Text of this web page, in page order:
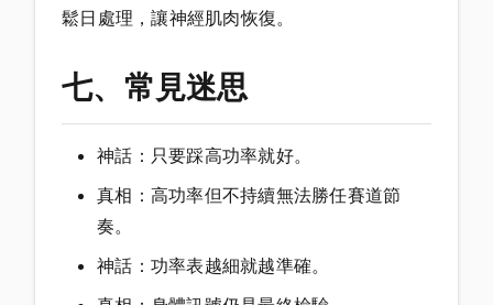
鬆日處理，讓神經肌肉恢復。
七、常見迷思
神話：只要踩高功率就好。
真相：高功率但不持續無法勝任賽道節
奏。
神話：功率表越細就越準確。